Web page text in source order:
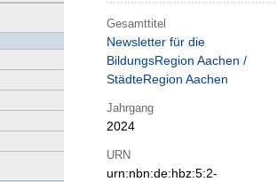
Gesamttitel
Newsletter für die
BildungsRegion Aachen /
StädteRegion Aachen
Jahrgang
2024
URN
urn:nbn:de:hbz:5:2-